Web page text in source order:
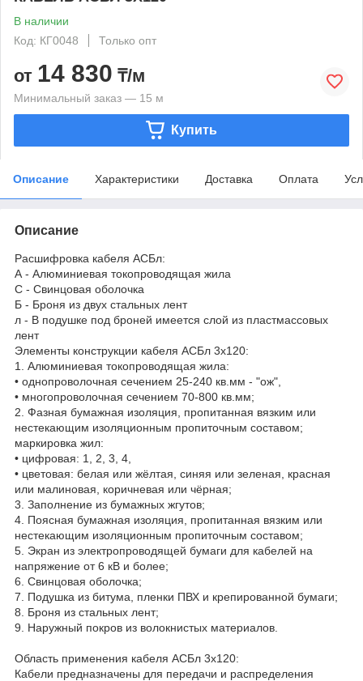
В наличии
Код: КГ0048
Только опт
от 14 830 ₸/м
Минимальный заказ — 15 м
Купить
Описание Характеристики Доставка Оплата
Описание
Расшифровка кабеля АСБл:
А - Алюминиевая токопроводящая жила
С - Свинцовая оболочка
Б - Броня из двух стальных лент
л - В подушке под броней имеется слой из пластмассовых
лент
Элементы конструкции кабеля АСБл 3х120:
1. Алюминиевая токопроводящая жила:
• однопроволочная сечением 25-240 кв.мм - "ож",
• многопроволочная сечением 70-800 кв.мм;
2. Фазная бумажная изоляция, пропитанная вязким или
нестекающим изоляционным пропиточным составом;
маркировка жил:
• цифровая: 1, 2, 3, 4,
• цветовая: белая или жёлтая, синяя или зеленая, красная
или малиновая, коричневая или чёрная;
3. Заполнение из бумажных жгутов;
4. Поясная бумажная изоляция, пропитанная вязким или
нестекающим изоляционным пропиточным составом;
5. Экран из электропроводящей бумаги для кабелей на
напряжение от 6 кВ и более;
6. Свинцовая оболочка;
7. Подушка из битума, пленки ПВХ и крепированной бумаги;
8. Броня из стальных лент;
9. Наружный покров из волокнистых материалов.
Область применения кабеля АСБл 3х120:
Кабели предназначены для передачи и распределения